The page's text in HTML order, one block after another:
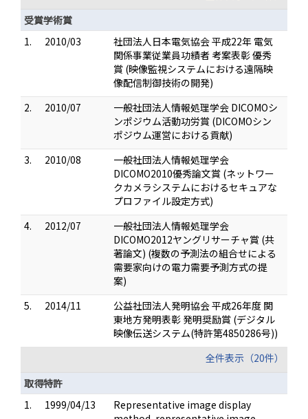
受賞学術賞
1.
2010/03
社団法人日本電気協会 平成22年 電気
関係事業従業員功績者 考案表彰 優秀
賞 (映像監視システムにおける遠隔映
像配信制御技術の開発)
2.
2010/07
一般社団法人情報処理学会 DICOMOシ
ンポジウム活動功労賞 (DICOMOシン
ポジウム運営における貢献)
3.
2010/08
一般社団法人情報処理学会
DICOMO2010優秀論文賞 (ネットワー
クカメラシステムにおけるセキュアな
プロファイル設定方式)
4.
2012/07
一般社団法人情報処理学会
DICOMO2012ヤングリサーチャ賞 (共
著論文) (複数の予測法の組合せによる
需要家向けの電力需要予測方式の提
案)
5.
2014/11
公益社団法人発明協会 平成26年度 関
東地方発明表彰 発明奨励賞 (デジタル
映像伝送システム(特許第4850286号))
全件表示（20件）
取得特許
1.
1999/04/13
Representative image display